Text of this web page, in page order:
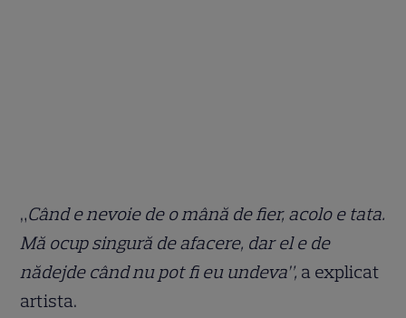
„Când e nevoie de o mână de fier, acolo e tata.
Mă ocup singură de afacere, dar el e de
nădejde când nu pot fi eu undeva”, a explicat
artista.